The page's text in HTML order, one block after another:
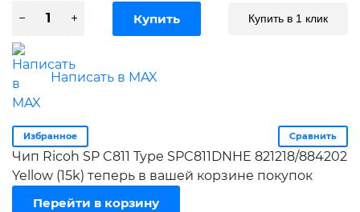
Купить в 1 клик
Написать в MAX
Избранное Сравнить
Чип Ricoh SP C811 Type SPC811DNHE 821218/884202
Yellow (15k) теперь в вашей корзине покупок
Перейти в корзину